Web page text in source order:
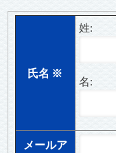
氏名 ※
姓:
名:
メールア